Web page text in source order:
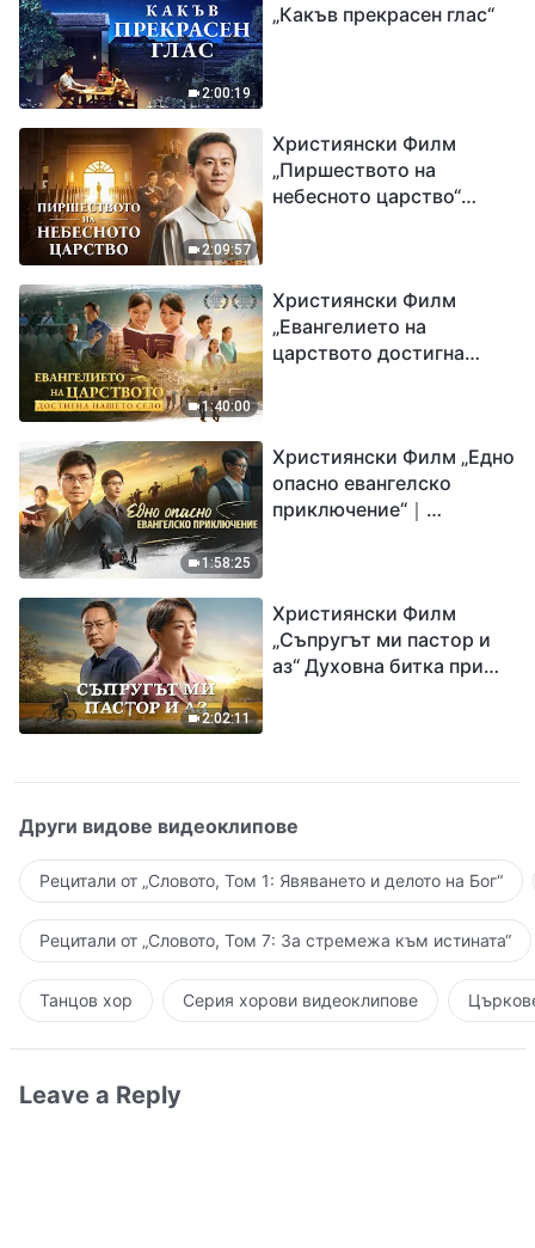
2:00:19
„Какъв прекрасен глас“
2:09:57
Християнски Филм
„Пиршеството на
небесното царство“
1:40:00
Християнски Филм
„Евангелието на
царството достигна
1:58:25
Християнски Филм „Едно
опасно евангелско
приключение“｜
Исус
2:02:11
Християнски Филм
„Съпругът ми пастор и
аз“ Духовна битка при
Други видове видеоклипове
Рецитали от „Словото, Том 1: Явяването и делото на Бог“
Рецитали от „Словото, Том 7: За стремежа към истината“
Танцов хор Серия хорови видеоклипове
Leave a Reply